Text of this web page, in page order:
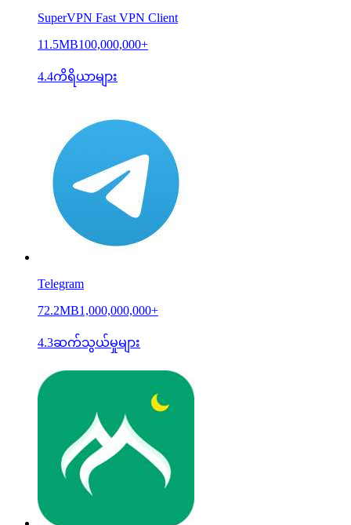
SuperVPN Fast VPN Client
11.5MB100,000,000+
4.4ကိရိယာများ
Telegram
72.2MB1,000,000,000+
4.3ဆက်သွယ်မှုများ